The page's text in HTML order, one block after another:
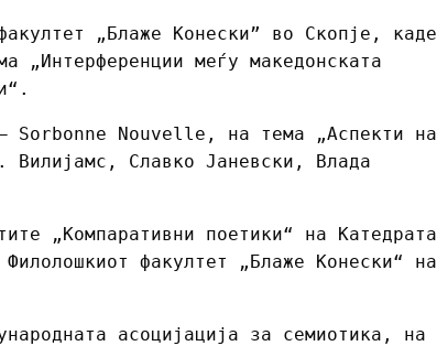
„Блаже Конески” во Скопје, каде
„Интерференции меѓу македонската
Sorbonne Nouvelle, на тема „Аспекти на
Славко Јаневски, Влада
„Компаративни поетики“ на Катедрата
факултет „Блаже Конески“ на
асоцијација за семиотика, на